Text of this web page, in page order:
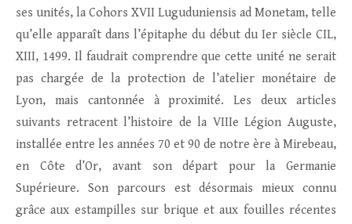
ses unités, la Cohors XVII Luguduniensis ad Monetam, telle
qu’elle apparaît dans l’épitaphe du début du Ier siècle CIL,
XIII, 1499. Il faudrait comprendre que cette unité ne serait
pas chargée de la protection de l’atelier monétaire de
Lyon, mais cantonnée à proximité. Les deux articles
suivants retracent l’histoire de la VIIIe Légion Auguste,
installée entre les années 70 et 90 de notre ère à Mirebeau,
en Côte d’Or, avant son départ pour la Germanie
Supérieure. Son parcours est désormais mieux connu
grâce aux estampilles sur brique et aux fouilles récentes